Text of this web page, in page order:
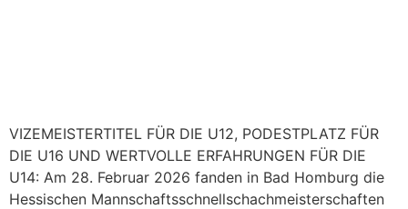
VIZEMEISTERTITEL FÜR DIE U12, PODESTPLATZ FÜR
DIE U16 UND WERTVOLLE ERFAHRUNGEN FÜR DIE
U14: Am 28. Februar 2026 fanden in Bad Homburg die
Hessischen Mannschaftsschnellschachmeisterschaften